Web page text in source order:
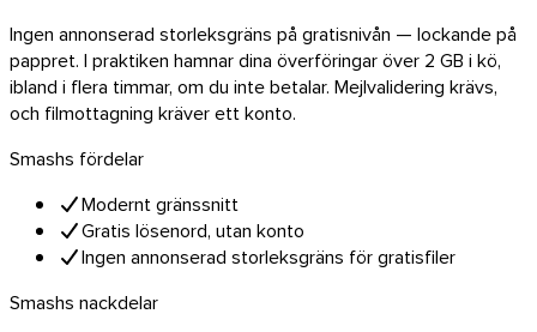
Ingen annonserad storleksgräns på gratisnivån — lockande på
pappret. I praktiken hamnar dina överföringar över 2 GB i kö,
ibland i flera timmar, om du inte betalar. Mejlvalidering krävs,
och filmottagning kräver ett konto.
Smashs fördelar
Modernt gränssnitt
Gratis lösenord, utan konto
Ingen annonserad storleksgräns för gratisfiler
Smashs nackdelar